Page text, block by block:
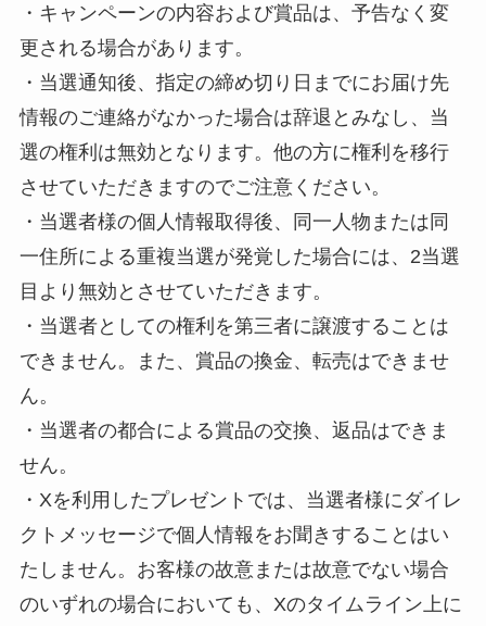
・キャンペーンの内容および賞品は、予告なく変
更される場合があります。
・当選通知後、指定の締め切り日までにお届け先
情報のご連絡がなかった場合は辞退とみなし、当
選の権利は無効となります。他の方に権利を移行
させていただきますのでご注意ください。
・当選者様の個人情報取得後、同一人物または同
一住所による重複当選が発覚した場合には、2当選
目より無効とさせていただきます。
・当選者としての権利を第三者に譲渡することは
できません。また、賞品の換金、転売はできませ
ん。
・当選者の都合による賞品の交換、返品はできま
せん。
・Xを利用したプレゼントでは、当選者様にダイレ
クトメッセージで個人情報をお聞きすることはい
たしません。お客様の故意または故意でない場合
のいずれの場合においても、Xのタイムライン上に